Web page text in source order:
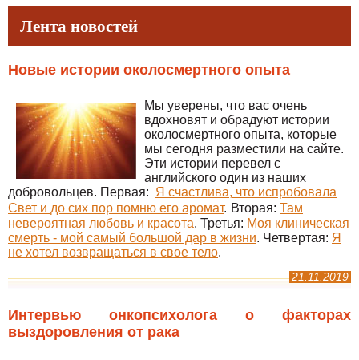
Лента новостей
Новые истории околосмертного опыта
Мы уверены, что вас очень
вдохновят и обрадуют истории
околосмертного опыта, которые
мы сегодня разместили на сайте.
Эти истории перевел с
английского один из наших
добровольцев. Первая: Я счастлива, что испробовала
Свет и до сих пор помню его аромат. Вторая: Там
невероятная любовь и красота. Третья: Моя клиническая
смерть - мой самый большой дар в жизни. Четвертая: Я
не хотел возвращаться в свое тело.
21.11.2019
Интервью онкопсихолога о факторах
выздоровления от рака